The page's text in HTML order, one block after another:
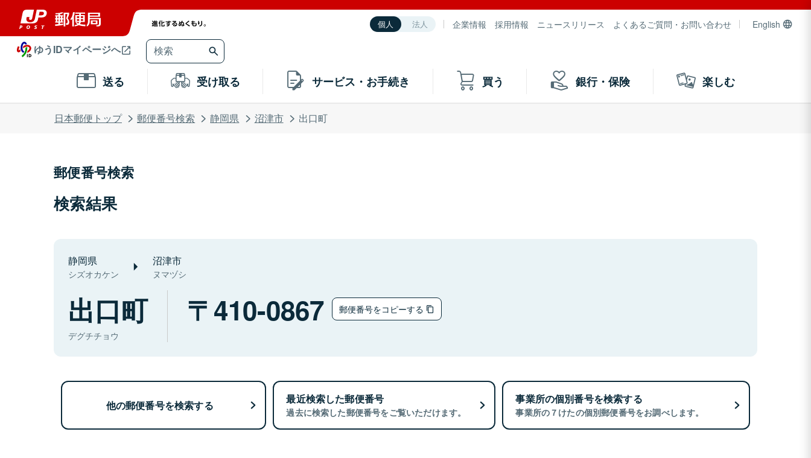
個人 法人 企業情報 採用情報 ニュースリリース よくあるご質問・お問い合わせ English
ゆうIDマイページへ
送る 受け取る サービス・お手続き 買う 銀行・保険 楽しむ
日本郵便トップ 郵便番号検索 静岡県 沼津市 出口町
郵便番号検索
検索結果
静岡県
シズオカケン
沼津市
ヌマヅシ
出口町
デグチチョウ
410-0867 郵便番号をコピーする
他の郵便番号を検索する 最近検索した郵便番号
過去に検索した郵便番号をご覧いただけます。
事業所の個別番号を検索する
事業所の７けたの個別郵便番号をお調べします。